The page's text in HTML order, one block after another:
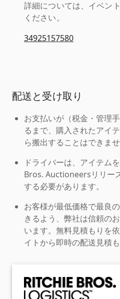
詳細については、イベン
ください。
34925157580
配送と受け取り
お支払いが（税金・管理
るまで、購入されたアイ
ら搬出することはできませ
ドライバーは、アイテム
Bros. Auctioneersリリー
する必要があります。
お客様が最低価格で最良
きるよう、弊社は信頼の
います。無料見積もりを
イトから即時の配送見積